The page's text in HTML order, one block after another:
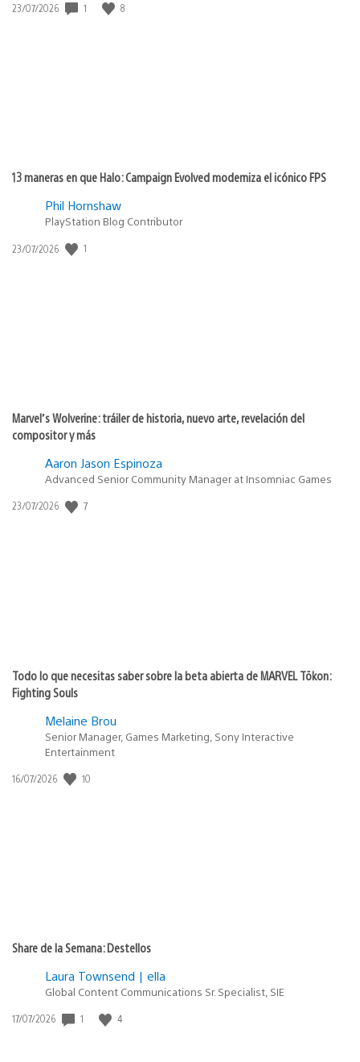
Fecha
23/07/2026 1 8
13 maneras en que Halo: Campaign Evolved moderniza el icónico FPS
Phil Hornshaw
PlayStation Blog Contributor
Fecha
23/07/2026 1
Marvel’s Wolverine: tráiler de historia, nuevo arte, revelación del
compositor y más
Aaron Jason Espinoza
Advanced Senior Community Manager at Insomniac Games
Fecha
23/07/2026 7
Todo lo que necesitas saber sobre la beta abierta de MARVEL Tōkon:
Fighting Souls
Melaine Brou
Senior Manager, Games Marketing, Sony Interactive
Entertainment
Fecha
16/07/2026 10
Share de la Semana: Destellos
Laura Townsend | ella
Global Content Communications Sr. Specialist, SIE
Fecha
17/07/2026 1 4